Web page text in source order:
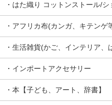
・はた織り コットンストール/シ
・アフリカ布(カンガ、キテンゲ
・生活雑貨(かご、インテリア、
・インポートアクセサリー
・本【子ども、アート、辞書】